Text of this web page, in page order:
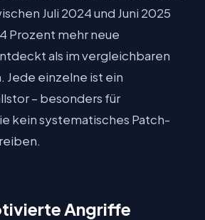
Juli 2024 und Juni 2025
Prozent mehr neue
als im vergleichbaren
Jede einzelne ist ein
– besonders für
kein systematisches Patch-
Angriffe